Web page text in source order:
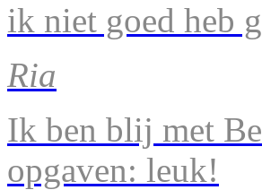
ik niet goed heb
Ria
Ik ben blij met
opgaven: leuk!